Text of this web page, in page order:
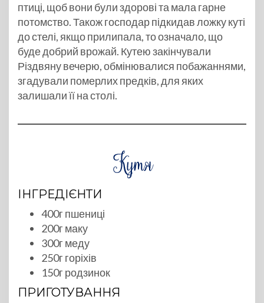
птиці, щоб вони були здорові та мала гарне
потомство. Також господар підкидав ложку куті
до стелі, якщо прилипала, то означало, що
буде добрий врожай. Кутею закінчували
Різдвяну вечерю, обмінювалися побажаннями,
згадували померлих предків, для яких
залишали її на столі.
ІНГРЕДІЄНТИ
400г пшениці
200г маку
300г меду
250г горіхів
150г родзинок
ПРИГОТУВАННЯ